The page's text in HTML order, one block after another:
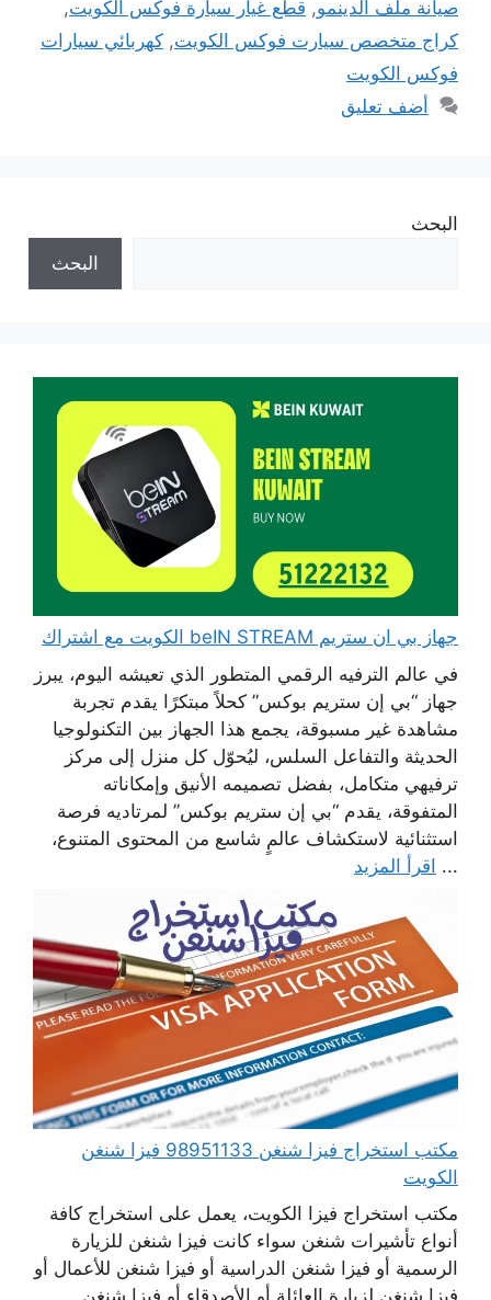
صيانة ملف الدينمو, قطع غيار سيارة فوكس الكويت,
كراج متخصص سيارت فوكس الكويت, كهربائي سيارات
فوكس الكويت
أضف تعليق
البحث
البحث
جهاز بي ان ستريم beIN STREAM الكويت مع اشتراك
في عالم الترفيه الرقمي المتطور الذي تعيشه اليوم، يبرز
جهاز “بي إن ستريم بوكس” كحلاً مبتكرًا يقدم تجربة
مشاهدة غير مسبوقة، يجمع هذا الجهاز بين التكنولوجيا
الحديثة والتفاعل السلس، ليُحوّل كل منزل إلى مركز
ترفيهي متكامل، بفضل تصميمه الأنيق وإمكاناته
المتفوقة، يقدم “بي إن ستريم بوكس” لمرتاديه فرصة
استثنائية لاستكشاف عالمٍ شاسع من المحتوى المتنوع،
... اقرأ المزيد
مكتب استخراج فيزا شنغن 98951133 فيزا شنغن
الكويت
مكتب استخراج فيزا الكويت، يعمل على استخراج كافة
أنواع تأشيرات شنغن سواء كانت فيزا شنغن للزيارة
الرسمية أو فيزا شنغن الدراسية أو فيزا شنغن للأعمال أو